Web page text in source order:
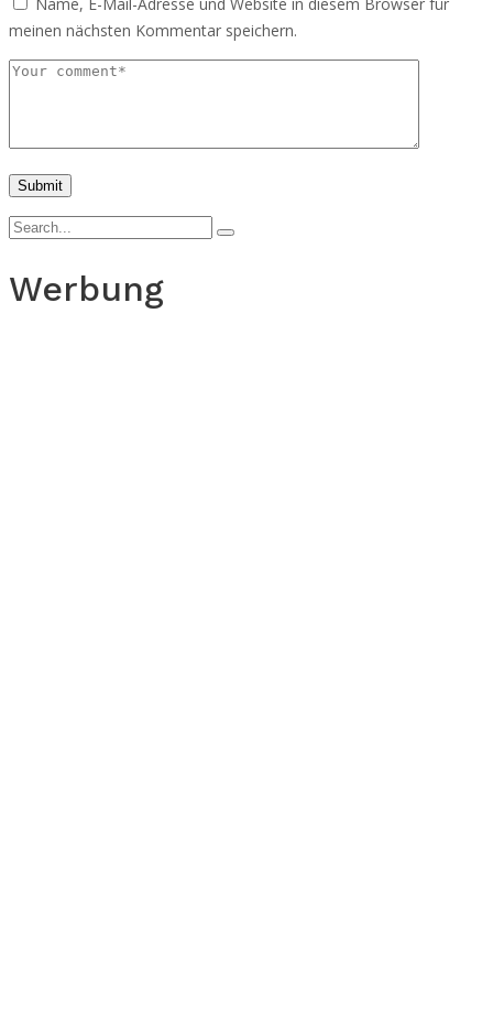
Name, E-Mail-Adresse und Website in diesem Browser für
meinen nächsten Kommentar speichern.
Werbung